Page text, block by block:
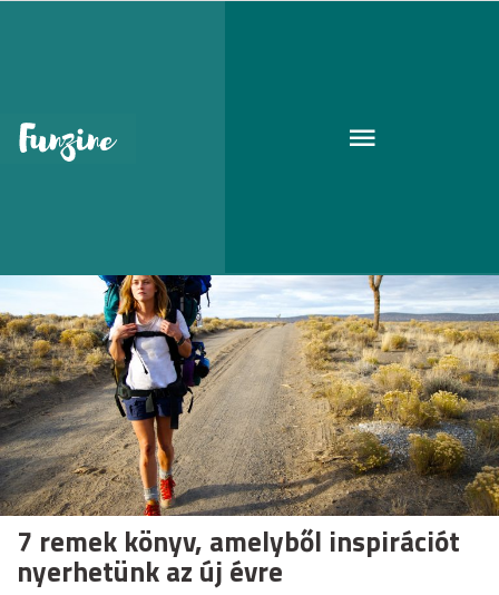
inspiráció
7 remek könyv, amelyből inspirációt
nyerhetünk az új évre